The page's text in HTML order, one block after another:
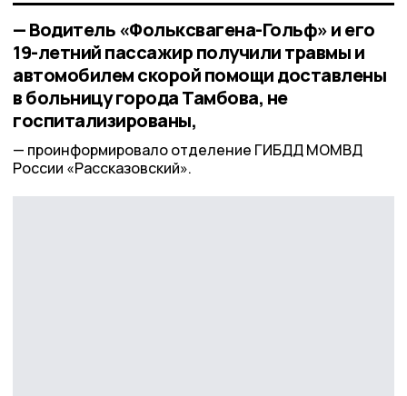
— Водитель «Фольксвагена-Гольф» и его
19-летний пассажир получили травмы и
автомобилем скорой помощи доставлены
в больницу города Тамбова, не
госпитализированы,
проинформировало отделение ГИБДД МОМВД
России «Рассказовский».